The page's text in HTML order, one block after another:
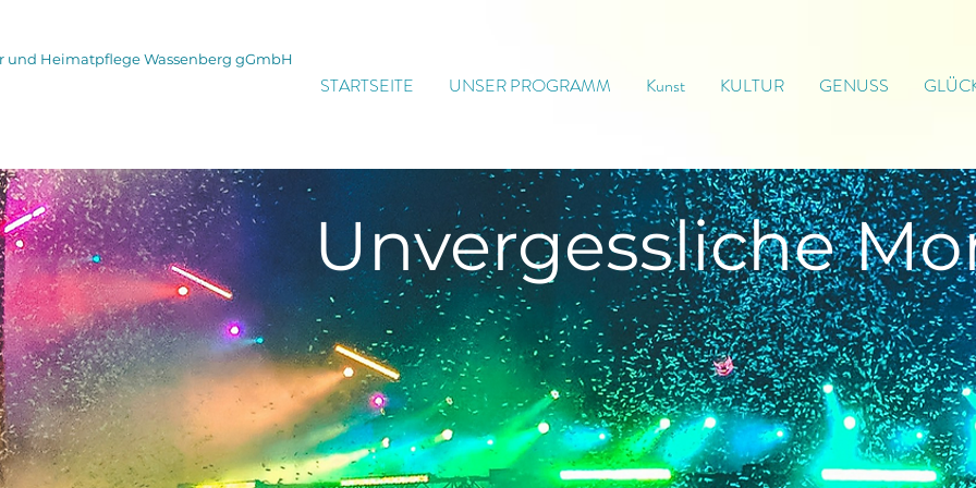
und Heimatpflege Wassenberg gGmbH
STARTSEITE UNSER PROGRAMM Kunst KULTUR GENUSS
Unvergessliche